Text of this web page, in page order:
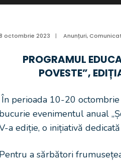
octombrie 2023 | Anunțuri,
PROGRAMUL
POVESTE”,
În perioada 10-20
bucurie evenimentul anual
a ediție, o inițiativă
Pentru a sărbători